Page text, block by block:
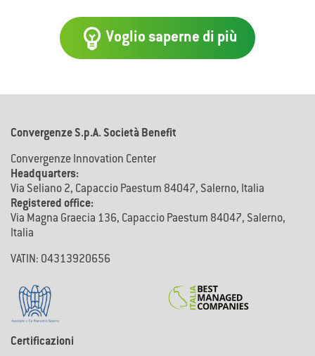
Voglio saperne di più
Convergenze S.p.A. Società Benefit
Convergenze Innovation Center
Headquarters:
Via Seliano 2, Capaccio Paestum 84047, Salerno, Italia
Registered office:
Via Magna Graecia 136, Capaccio Paestum 84047, Salerno,
Italia
VATIN: 04313920656
Certificazioni